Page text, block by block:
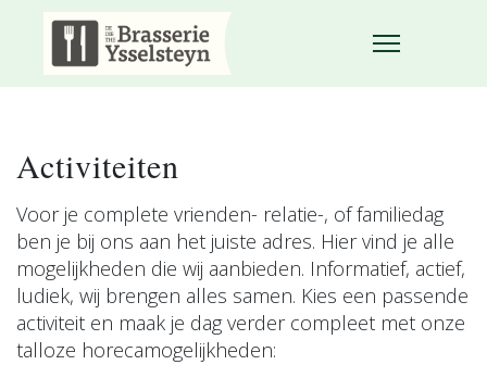
Activiteiten
Voor je complete vrienden- relatie-, of familiedag
ben je bij ons aan het juiste adres. Hier vind je alle
mogelijkheden die wij aanbieden. Informatief, actief,
ludiek, wij brengen alles samen. Kies een passende
activiteit en maak je dag verder compleet met onze
talloze horecamogelijkheden: